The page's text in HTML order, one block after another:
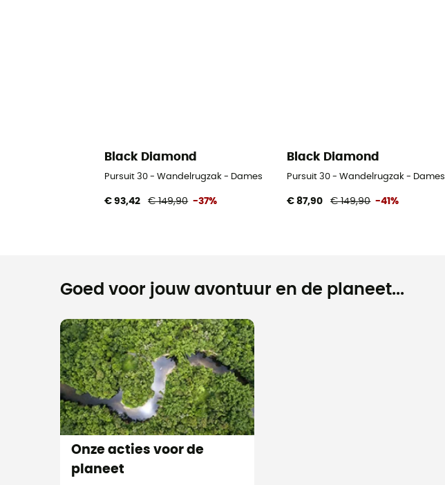
Black Diamond
Pursuit 30 - Wandelrugzak - Dames
€ 93,42 € 149,90 -37%
Black Diamond
Pursuit 30 - Wandelrugzak - Dames
€ 87,90 € 149,90 -41%
Goed voor jouw avontuur en de planeet...
Onze acties voor de
planeet